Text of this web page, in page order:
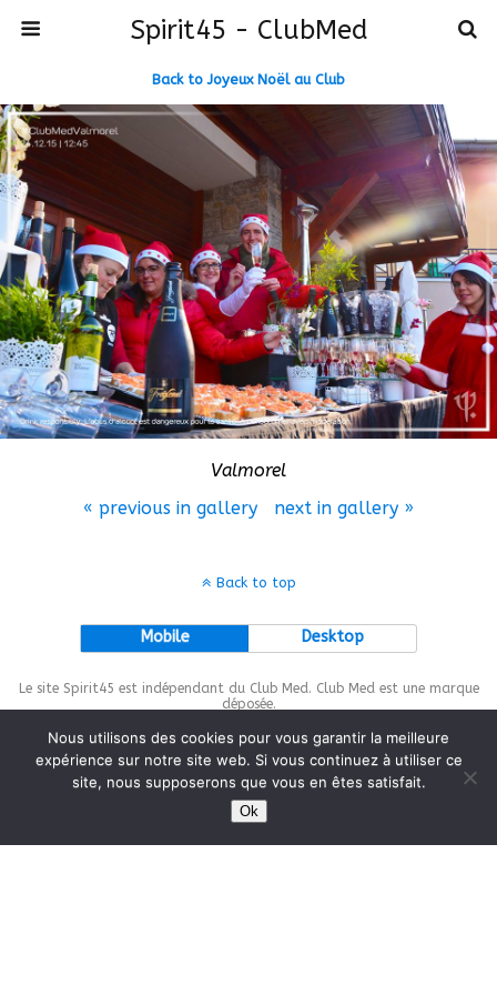
Spirit45 - ClubMed
Back to Joyeux Noël au Club
Valmorel
« previous in gallery
next in gallery »
Back to top
Mobile Desktop
Le site Spirit45 est indépendant du Club Med. Club Med est une marque
déposée.
This site is protected bywp-copyrightpro.com
Nous utilisons des cookies pour vous garantir la meilleure
expérience sur notre site web. Si vous continuez à utiliser ce
site, nous supposerons que vous en êtes satisfait.
Ok